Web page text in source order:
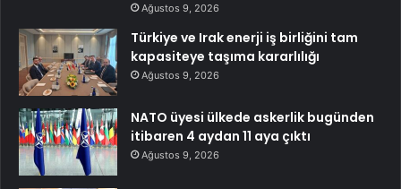
Ağustos 9, 2026
Türkiye ve Irak enerji iş birliğini tam
kapasiteye taşıma kararlılığı
Ağustos 9, 2026
NATO üyesi ülkede askerlik bugünden
itibaren 4 aydan 11 aya çıktı
Ağustos 9, 2026